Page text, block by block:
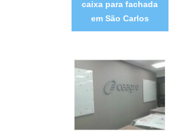
caixa para fachada
em São Carlos